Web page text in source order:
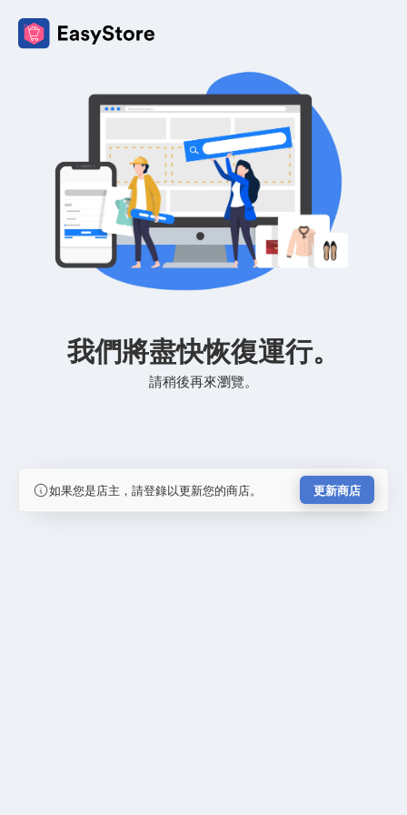
我們將盡快恢復運行。
請稍後再來瀏覽。
如果您是店主，請登錄以更新您的商店。 更新商店